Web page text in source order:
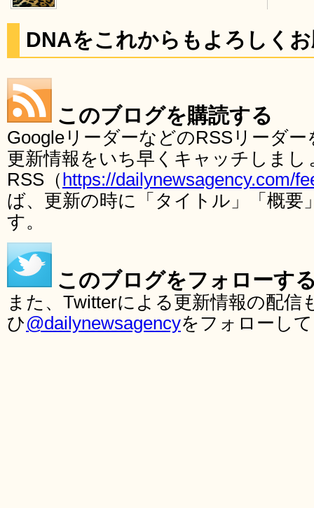
DNAをこれからもよろしく
このブログを購読する
GoogleリーダーなどのRSSリーダ
更新情報をいち早くキャッチしま
RSS（ https://dailynewsagency.com/
ば、更新の時に「タイトル」「概要
す。
このブログをフォローす
また、Twitterによる更新情報の配
ひ@dailynewsagencyをフォローし